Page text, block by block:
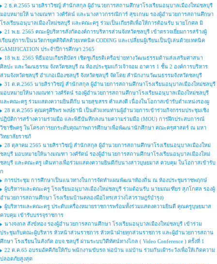
2 ธ.ค.2565 นายสิราวิชญ์ สำนักสกุล ผู้อำนวยการสถานศึกษาโรงเรียนอนุบาลเมืองใหม่ชลบุรี
มอบหมายให้ นางมณฑา วงศ์รัตน์ และนางสาวกรรณิการ์ สุขเกษม รองผู้อำนวยการสถานศึกษา
โรงเรียนอนุบาลเมืองใหม่ชลบุรี และคณะครู ร่วมเป็นเกียรติเพื่อให้การต้อนรับ นายโกศล มิ
21 พ.ย. 2565 คณะผู้บริหารสังกัดองค์การบริหารส่วนจังหวัดชลบุรี เข้าตรวจเยี่ยมการสร้างผู้
เรียนสู่การเป็นนวัตกรยุคดิจิดัลด้วยเทคนิค CODING และเปลี่ยนผู้เรียนเป็นปู้เล่นด้วยเทคนิค
GAMIFICATION ประจำปีการศึกษา 2565
18 พ.ย. 2565 พิธีมอบเกียรติบัตร เชิดชูเกียรติเครือข่ายทางวัฒนธรรมด้านส่งเสริมศาสนา
ศิลปะ และวัฒนธรรม จังหวัดชลบุรี ณ ห้องประชุมแก้วเจ้าจอม อาคาร 1 ชั้น 2 องค์การบริหาร
ส่วนจังหวัดชลบุรี อำเภอเมืองชลบุรี จังหวัดชลบุรี จัดโดย สำนักงานวัฒนธรรมจังหวัดชลบุรี
31 ต.ค.2565 นายสิราวิชญ์ สำนักสกุล ผู้อำนวยการสถานศึกษาโรงเรียนอนุบาลเมืองใหม่ชลบุรี
มอบหมายให้นางมณฑา วงศ์รัตน์ รองผู้อำนวยการสถานศึกษาโรงเรียนอนุบาลเมืองใหม่ชลบุรี
และคณะครู ร่วมแสดงความยินดีกับ นายสุขสรร คำแสงดี เนื่องในโอกาสเข้ารับตำแหน่งรองผู
28 ต.ค.2565 คุณครูศิริพร พงษ์ธานี เป็นตัวแทนท่านผู้อำนวยการเข้าร่วมกิจกรรมประชุมเชิง
ปฏิบัติการสร้างความร่วมมือ และพิธีบันทึกลงนามความร่วมมือ (MOU) การฝึกประสบการณ์
วิชาชีพครู ในโครงการยกระดับคุณภาพการศึกษาเพื่อพัฒนานักศึกษา คณะครุศาสตร์ ณ มหา
วิทยาลัยราชภั
28 ตุลาคม 2565 นายสิราวิชญ์ สำนักสกุล ผู้อำนวยการสถานศึกษาโรงเรียนอนุบาลเมืองใหม่
ชลบุรี มอบหมายให้นางมณฑา วงศ์รัตน์ รองผู้อำนวยการสถานศึกษาโรงเรียนอนุบาลเมืองใหม่
ชลบุรี และคณะครู เดินทางเพื่อร่วมแสดงความยินดีกับนางสาวบุษยมาส ควบคุม ในโอกาสเข้ารับ
ก
การประชุม การศึกษาเป็นแนวทางในการจัดทำแผนพัฒนาท้องถิ่น ณ ห้องประชุมราชพฤกษ์
ผู้บริหารและคณะครู โรงเรียนอนุบาลเมืองใหม่ชลบุรี ร่วมต้อนรับ นายมณเฑียร สุภโกศล รองผู้
อำนวยการสถานศึกษา โรงเรียนบ้านคลองมือไทร(สว่างไสวราษฎร์บำรุง)
ผู้บริหารและคณะครู ประดับเครื่องหมายราชการพร้อมทั้งร่วมแสดงความยินดี คุณครูบุษยมาส
ควบคุม เข้ารับบรรจุราชการ
นางจงกล สังข์ทอง รองผู้อำนวยการสถานศึกษา โรงเรียนอนุบาลเมืองใหม่ชลบุรี เข้าร่วม
ประชุมกับคณะผู้บริหาร หัวหน้าส่วนราชการ หัวหน้าฝ่ายทุกส่วนราชการ และผู้อำนวยการสถาน
ศึกษา โรงเรียนในสังกัด อบจ.ชลบุรี ผ่านระบบวิดีทัศน์ทางไกล ( Video Conference ) ครั้งที่ 1
22 ต.ค.65 อบรมอัคคีภัยให้กับ พนักงานขับรถ พ่อบ้าน แม่บ้าน ร่วมกันเฝ้าระวังเพื่อให้เกิดความ
ปลอดภัยสูงสุด